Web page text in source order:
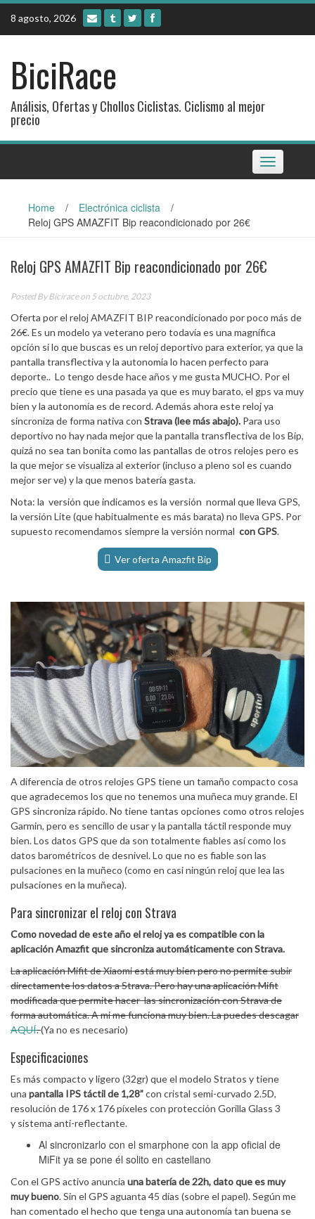
Skip
content
8 agosto, 2026
BiciRace
Análisis, Ofertas y Chollos Ciclistas. Ciclismo al mejor
precio
Toggle
navigation
Home / Electrónica ciclista
/
Reloj GPS AMAZFIT Bip reacondicionado por 26€
Reloj GPS AMAZFIT Bip reacondicionado por 26€
Posted ByBiciraceon 5 octubre, 2023
Oferta por el reloj AMAZFIT BIP reacondicionado por poco más de
26€. Es un modelo ya veterano pero todavía es una magnífica
opción si lo que buscas es un reloj deportivo para exterior, ya que la
pantalla transflectiva y la autonomía lo hacen perfecto para
deporte.. Lo tengo desde hace años y me gusta MUCHO. Por el
precio que tiene es una pasada ya que es muy barato, el gps va muy
bien y la autonomía es de record. Además ahora este reloj ya
sincroniza de forma nativa con Strava (lee más abajo). Para uso
deportivo no hay nada mejor que la pantalla transflectiva de los Bip,
quizá no sea tan bonita como las pantallas de otros relojes pero es
la que mejor se visualiza al exterior (incluso a pleno sol es cuando
mejor ser ve) y la que menos batería gasta.
Nota: la versión que indicamos es la versión normal que lleva GPS,
la versión Lite (que habitualmente es más barata) no lleva GPS. Por
supuesto recomendamos siempre la versión normal con GPS.
Ver oferta Amazfit Bip
A diferencia de otros relojes GPS tiene un tamaño compacto cosa
que agradecemos los que no tenemos una muñeca muy grande. El
GPS sincroniza rápido. No tiene tantas opciones como otros relojes
Garmin, pero es sencillo de usar y la pantalla táctil responde muy
bien. Los datos GPS que da son totalmente fiables así como los
datos barométricos de desnivel. Lo que no es fiable son las
pulsaciones en la muñeco (como en casi ningún reloj que lea las
pulsaciones en la muñeca).
Para sincronizar el reloj con Strava
Como novedad de este año el reloj ya es compatible con la
aplicación Amazfit que sincroniza automáticamente con Strava.
La aplicación Mifit de Xiaomi está muy bien pero no permite subir
directamente los datos a Strava. Pero hay una aplicación Mifit
modificada que permite hacer las sincronización con Strava de
forma automática. A mi me funciona muy bien. La puedes descagar
AQUÍ.(Ya no es necesario)
Especificaciones
Es más compacto y ligero (32gr) que el modelo Stratos y tiene
una pantalla IPS táctil de 1,28”con cristal semi-curvado 2.5D,
resolución de 176 x 176 píxeles con protección Gorilla Glass 3
y sistema anti-reflectante.
Al sincronizarlo con el smarphone con la app oficial de
MiFit ya se pone él solito en castellano
Con el GPS activo anuncia una batería de 22h, dato que es muy
muy bueno. Sin el GPS aguanta 45 días (sobre el papel). Según me
han comentado el hecho que tenga una autonomía tan buena se